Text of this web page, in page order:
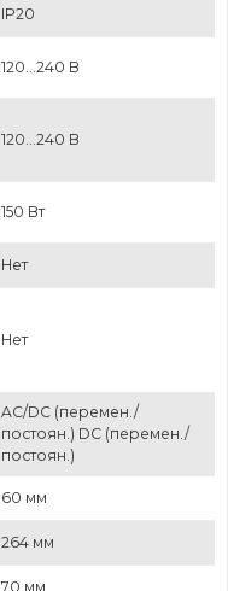
IP20
120...240 В
120...240 В
150 Вт
Нет
Нет
AC/DC (перемен./
постоян.) DC (перемен./
постоян.)
60 мм
264 мм
70 мм